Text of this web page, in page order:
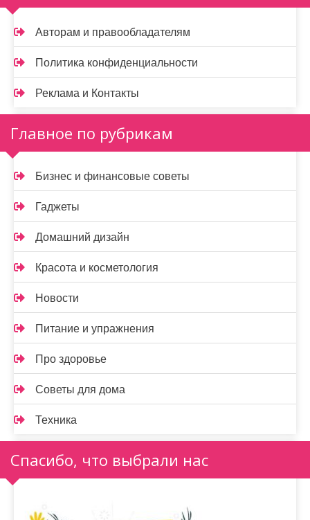
Авторам и правообладателям
Политика конфиденциальности
Реклама и Контакты
Главное по рубрикам
Бизнес и финансовые советы
Гаджеты
Домашний дизайн
Красота и косметология
Новости
Питание и упражнения
Про здоровье
Советы для дома
Техника
Спасибо, что выбрали нас